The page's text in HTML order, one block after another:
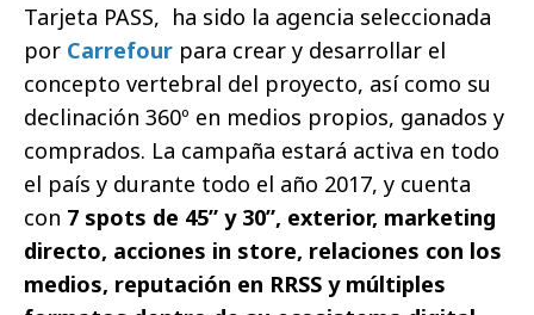
Tarjeta PASS, ha sido la agencia seleccionada
por Carrefour para crear y desarrollar el
concepto vertebral del proyecto, así como su
declinación 360º en medios propios, ganados y
comprados. La campaña estará activa en todo
el país y durante todo el año 2017, y cuenta
con 7 spots de 45” y 30”, exterior, marketing
directo, acciones in store, relaciones con los
medios, reputación en RRSS y múltiples